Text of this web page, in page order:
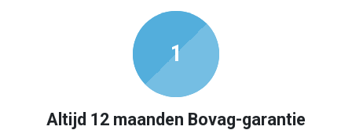
Altijd 12 maanden Bovag-garantie